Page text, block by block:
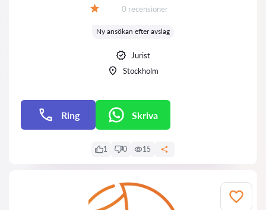
Recensioner:
0 recensioner
Ny ansökan efter avslag
Jurist
Stockholm
Ring Skriva
1 0 15